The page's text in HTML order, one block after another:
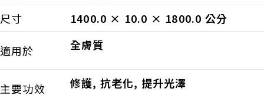
尺寸
1400.0 × 10.0 × 1800.0 公分
適用於 全膚質
主要功效 修護, 抗老化, 提升光澤